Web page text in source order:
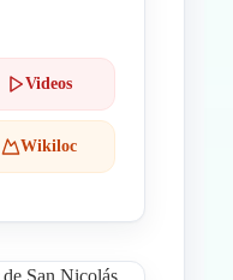
Videos
Wikiloc